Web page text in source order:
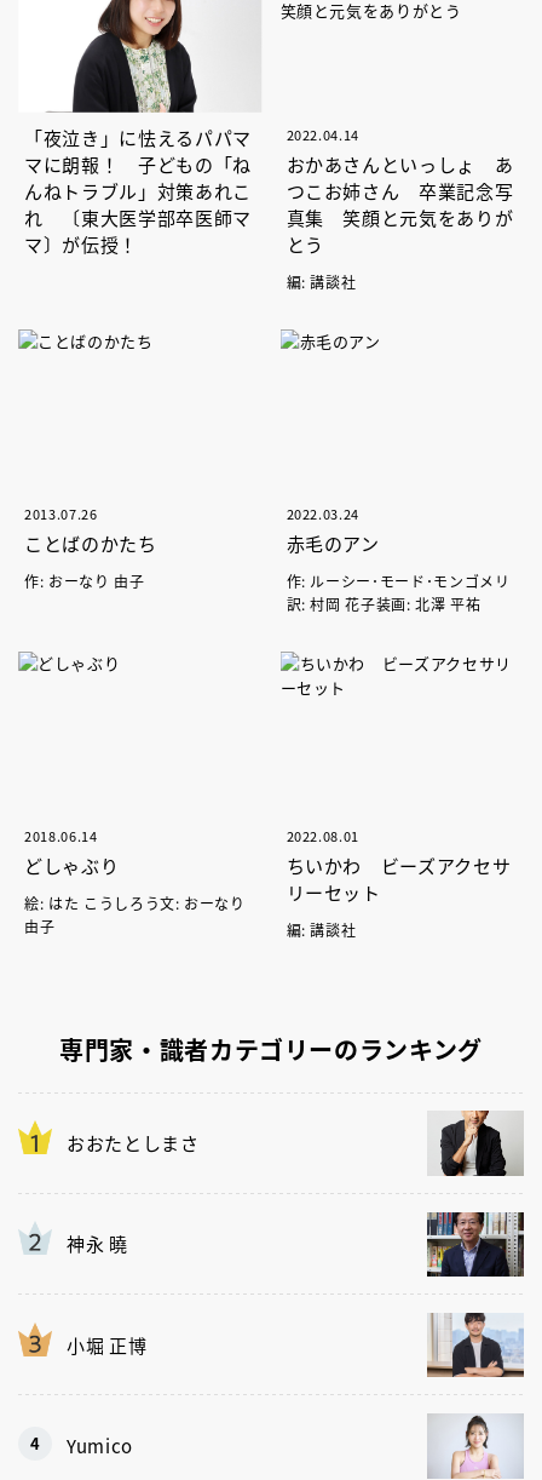
「夜泣き」に怯えるパパマ
マに朗報！ 子どもの「ね
んねトラブル」対策あれこ
れ 〔東大医学部卒医師マ
マ〕が伝授！
2022.04.14
おかあさんといっしょ あ
つこお姉さん 卒業記念写
真集 笑顔と元気をありが
とう
編: 講談社
2013.07.26
ことばのかたち
作: おーなり 由子
2022.03.24
赤毛のアン
作: ルーシー･モード･モンゴメリ
訳: 村岡 花子装画: 北澤 平祐
2018.06.14
どしゃぶり
絵: はた こうしろう文: おーなり
由子
2022.08.01
ちいかわ ビーズアクセサ
リーセット
編: 講談社
専門家・識者カテゴリーのランキング
おおたとしまさ
神永 曉
小堀 正博
Yumico